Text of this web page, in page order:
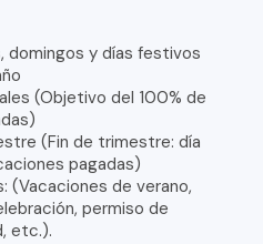
domingos y días festivos
(Objetivo del 100% de
(Fin de trimestre: día
pagadas)
(Vacaciones de verano,
permiso de
etc.).